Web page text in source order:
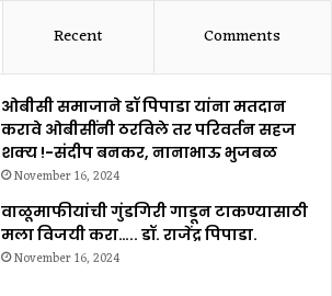
Recent Comments
ओबीसी समाजाने डॉ पिपाडा यांना मतदान
करावे ओबीसींनी ठरविले तर परिवर्तन सहज
शक्य !-संदीप बनकर, नानाभाऊ भुजबळ
November 16, 2024
वाळूमाफीयांची गुंडगिरी गाडून टाकण्यासाठी
मला विजयी करा….. डॉ. राजेंद्र पिपाडा.
November 16, 2024